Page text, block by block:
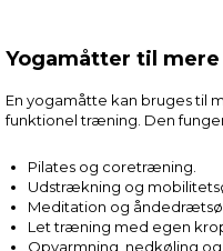
Yogamåtter til
En yogamåtte kan bruges til
funktionel træning. Den
Pilates og coretræning.
Udstrækning og
Meditation og
Let træning med egen
Opvarmning, nedkøling og